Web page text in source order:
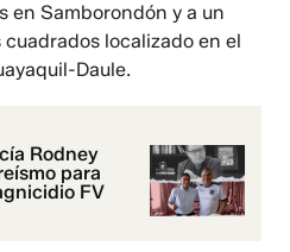
en Samborondón y a un
localizado en el
Daule.
Rodney
para
FV